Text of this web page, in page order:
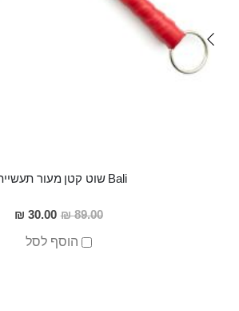
Bali שוט קטן מעור תעשייתי
89.00 ₪
מחיר
מבצע
30.00 ₪
הוסף לסל